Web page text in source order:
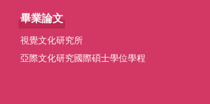
畢業論文
視覺文化研究所
亞際文化研究國際碩士學位學程